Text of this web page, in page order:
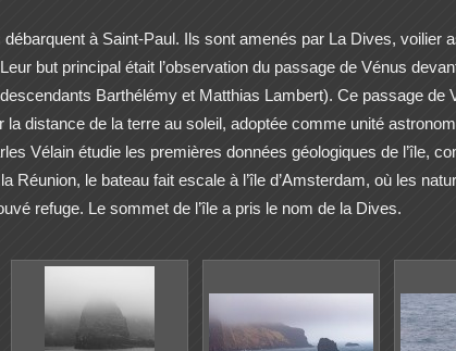
à Saint-Paul. Ils sont amenés par La Dives, voilier
but principal était l’observation du passage de Vénus
Barthélémy et Matthias Lambert). Ce passage de
distance de la terre au soleil, adoptée comme unité
Vélain étudie les premières données géologiques de l’île,
Réunion, le bateau fait escale à l’île d’Amsterdam, où les
refuge. Le sommet de l’île a pris le nom de la Dives.